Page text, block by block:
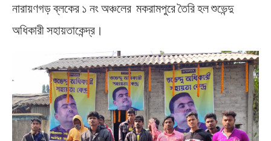
নারায়ণগড় ব্লকের ১ নং অঞ্চলের মকরামপুরে তৈরি হল শুভেন্দু
অধিকারী সহায়তাকেন্দ্র।